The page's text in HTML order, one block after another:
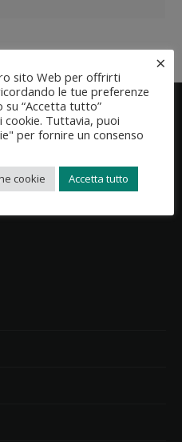
le competenze specifiche di
di esperto della privacy e
sito Web per offrirti
le tue preferenze
su “Accetta tutto”
cookie. Tuttavia, puoi
per fornire un consenso
cookie Accetta tutto
×